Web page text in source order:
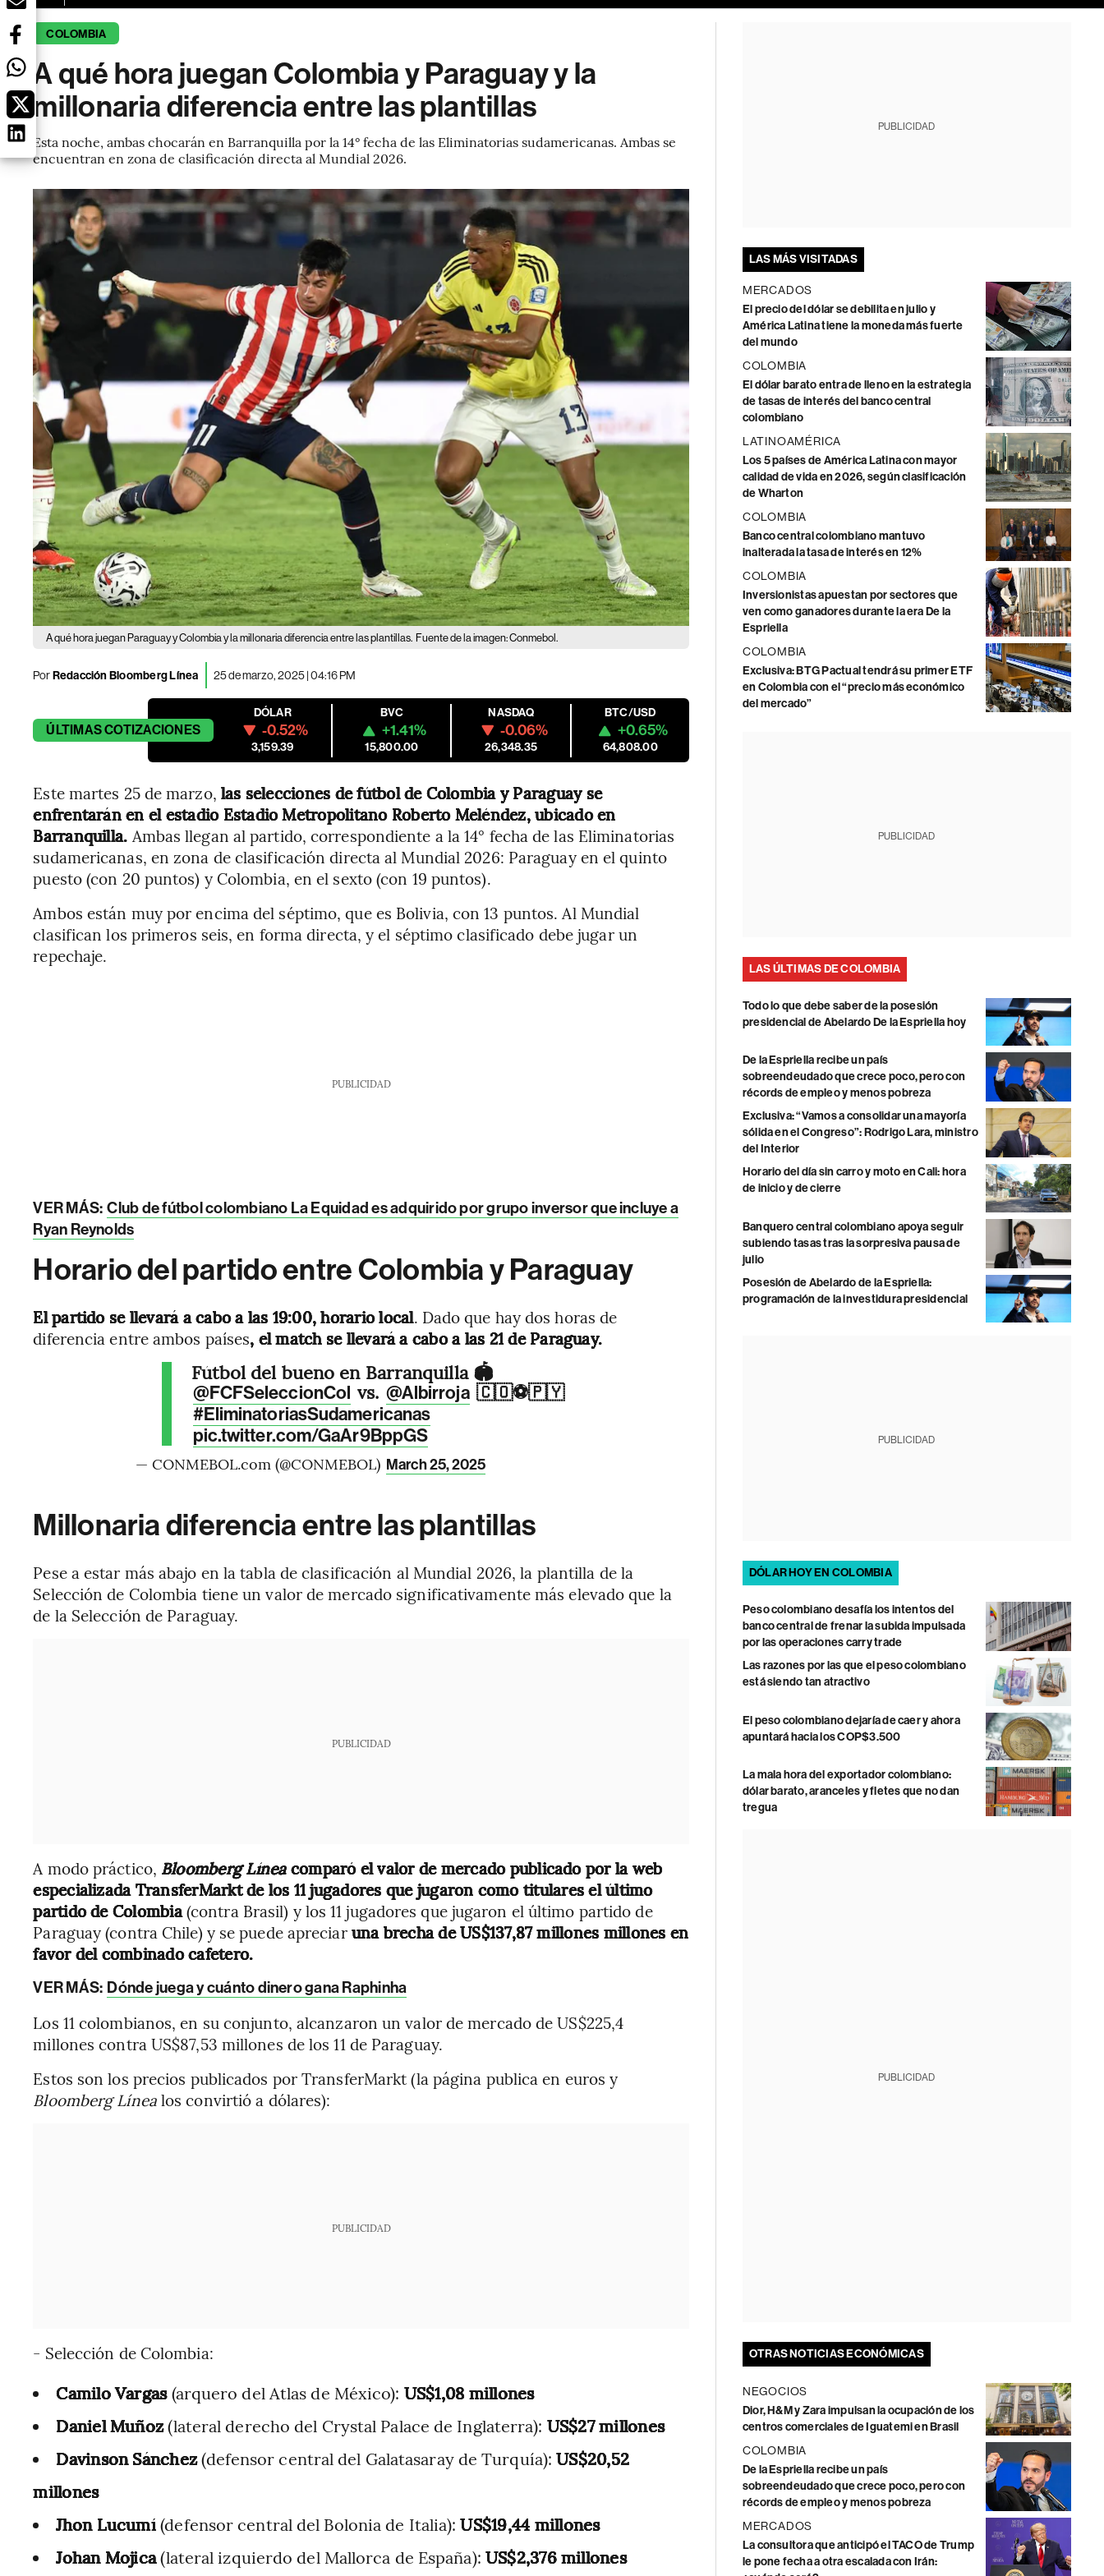
COLOMBIA
A qué hora juegan Colombia y Paraguay y la
millonaria diferencia entre las plantillas
Esta noche, ambas chocarán en Barranquilla por la 14° fecha de las Eliminatorias sudamericanas. Ambas se
encuentran en zona de clasificación directa al Mundial 2026.
A qué hora juegan Paraguay y Colombia y la millonaria diferencia entre las plantillas. Fuente de la imagen: Conmebol.
PorRedacción Bloomberg Línea 25 de marzo, 2025 | 04:16 PM
ÚLTIMASCOTIZACIONES
DÓLAR
-0.52%
3,159.39
BVC
+1.41%
15,800.00
NASDAQ
-0.06%
26,348.35
BTC/USD
+0.65%
64,808.00
Este martes 25 de marzo, las selecciones de fútbol de Colombia y Paraguay se
enfrentarán en el estadio Estadio Metropolitano Roberto Meléndez, ubicado en
Barranquilla. Ambas llegan al partido, correspondiente a la 14° fecha de las Eliminatorias
sudamericanas, en zona de clasificación directa al Mundial 2026: Paraguay en el quinto
puesto (con 20 puntos) y Colombia, en el sexto (con 19 puntos).
Ambos están muy por encima del séptimo, que es Bolivia, con 13 puntos. Al Mundial
clasifican los primeros seis, en forma directa, y el séptimo clasificado debe jugar un
repechaje.
PUBLICIDAD
VER MÁS: Club de fútbol colombiano La Equidad es adquirido por grupo inversor que incluye a
Ryan Reynolds
Horario del partido entre Colombia y Paraguay
El partido se llevará a cabo a las 19:00, horario local. Dado que hay dos horas de
diferencia entre ambos países, el match se llevará a cabo a las 21 de Paraguay.
Fútbol del bueno en Barranquilla 🏟️
@FCFSeleccionCol vs. @Albirroja 🇨🇴⚽️🇵🇾
#EliminatoriasSudamericanas
pic.twitter.com/GaAr9BppGS
— CONMEBOL.com (@CONMEBOL) March 25, 2025
Millonaria diferencia entre las plantillas
Pese a estar más abajo en la tabla de clasificación al Mundial 2026, la plantilla de la
Selección de Colombia tiene un valor de mercado significativamente más elevado que la
de la Selección de Paraguay.
PUBLICIDAD
A modo práctico, Bloomberg Líneacomparó el valor de mercado publicado por la web
especializada TransferMarkt de los 11 jugadores que jugaron como titulares el último
partido de Colombia(contra Brasil) y los 11 jugadores que jugaron el último partido de
Paraguay (contra Chile) y se puede apreciaruna brecha de US$137,87 millones millones en
favor del combinado cafetero.
VER MÁS: Dónde juega y cuánto dinero gana Raphinha
Los 11 colombianos, en su conjunto, alcanzaron un valor de mercado de US$225,4
millones contra US$87,53 millones de los 11 de Paraguay.
Estos son los precios publicados por TransferMarkt (la página publica en euros y
Bloomberg Línealos convirtió a dólares):
PUBLICIDAD
- Selección de Colombia:
Camilo Vargas(arquero del Atlas de México): US$1,08 millones
Daniel Muñoz(lateral derecho del Crystal Palace de Inglaterra): US$27 millones
Davinson Sánchez(defensor central del Galatasaray de Turquía):US$20,52
millones
Jhon Lucumí(defensor central del Bolonia de Italia):US$19,44 millones
Johan Mojica(lateral izquierdo del Mallorca de España): US$2,376 millones
PUBLICIDAD
LAS MÁS VISITADAS
MERCADOS
El precio del dólar se debilita en julio y
América Latina tiene la moneda más fuerte
del mundo
COLOMBIA
El dólar barato entra de lleno en la estrategia
de tasas de interés del banco central
colombiano
LATINOAMÉRICA
Los 5 países de América Latina con mayor
calidad de vida en 2026, según clasificación
de Wharton
COLOMBIA
Banco central colombiano mantuvo
inalterada la tasa de interés en 12%
COLOMBIA
Inversionistas apuestan por sectores que
ven como ganadores durante la era De la
Espriella
COLOMBIA
Exclusiva: BTG Pactual tendrá su primer ETF
en Colombia con el “precio más económico
del mercado”
PUBLICIDAD
LAS ÚLTIMAS DE COLOMBIA
Todo lo que debe saber de la posesión
presidencial de Abelardo De la Espriella hoy
De la Espriella recibe un país
sobreendeudado que crece poco, pero con
récords de empleo y menos pobreza
Exclusiva: “Vamos a consolidar una mayoría
sólida en el Congreso”: Rodrigo Lara, ministro
del Interior
Horario del día sin carro y moto en Cali: hora
de inicio y de cierre
Banquero central colombiano apoya seguir
subiendo tasas tras la sorpresiva pausa de
julio
Posesión de Abelardo de la Espriella:
programación de la investidura presidencial
PUBLICIDAD
DÓLAR HOY EN COLOMBIA
Peso colombiano desafía los intentos del
banco central de frenar la subida impulsada
por las operaciones carry trade
Las razones por las que el peso colombiano
está siendo tan atractivo
El peso colombiano dejaría de caer y ahora
apuntará hacia los COP$3.500
La mala hora del exportador colombiano:
dólar barato, aranceles y fletes que no dan
tregua
PUBLICIDAD
OTRAS NOTICIAS ECONÓMICAS
NEGOCIOS
Dior, H&M y Zara impulsan la ocupación de los
centros comerciales de Iguatemi en Brasil
COLOMBIA
De la Espriella recibe un país
sobreendeudado que crece poco, pero con
récords de empleo y menos pobreza
MERCADOS
La consultora que anticipó el TACO de Trump
le pone fecha a otra escalada con Irán: